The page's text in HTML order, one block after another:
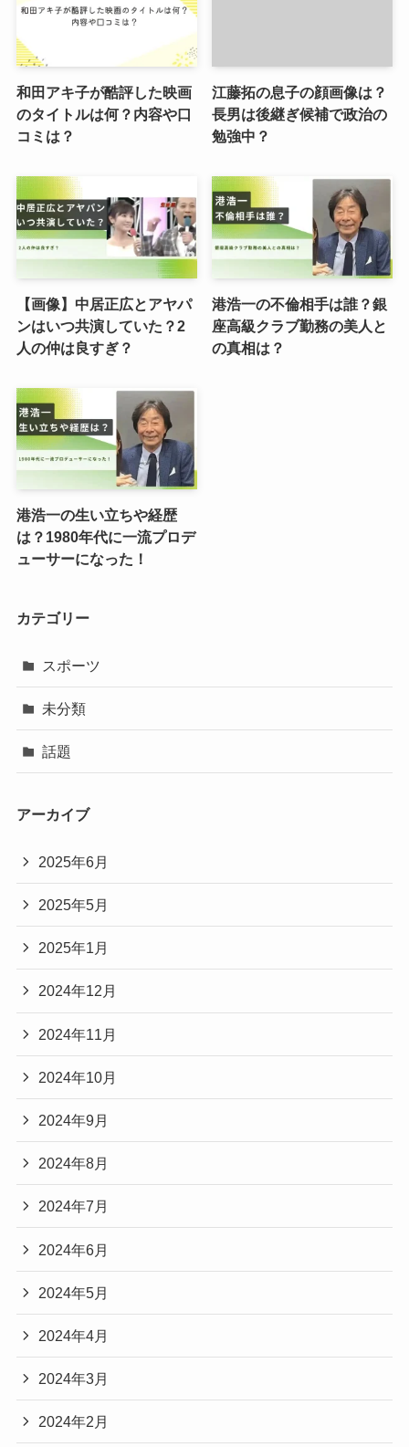
和田アキ子が酷評した映画
のタイトルは何？内容や口
コミは？
江藤拓の息子の顔画像は？
長男は後継ぎ候補で政治の
勉強中？
【画像】中居正広とアヤパ
ンはいつ共演していた？2
人の仲は良すぎ？
港浩一の不倫相手は誰？銀
座高級クラブ勤務の美人と
の真相は？
港浩一の生い立ちや経歴
は？1980年代に一流プロデ
ューサーになった！
カテゴリー
スポーツ
未分類
話題
アーカイブ
2025年6月
2025年5月
2025年1月
2024年12月
2024年11月
2024年10月
2024年9月
2024年8月
2024年7月
2024年6月
2024年5月
2024年4月
2024年3月
2024年2月